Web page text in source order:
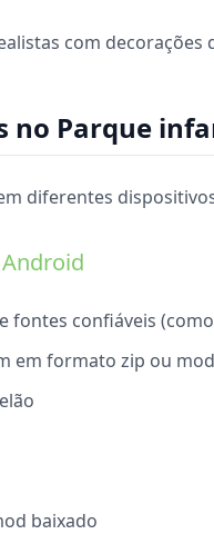
com decorações
no Parque
diferentes
fontes confiáveis
em formato zip ou mod
baixado